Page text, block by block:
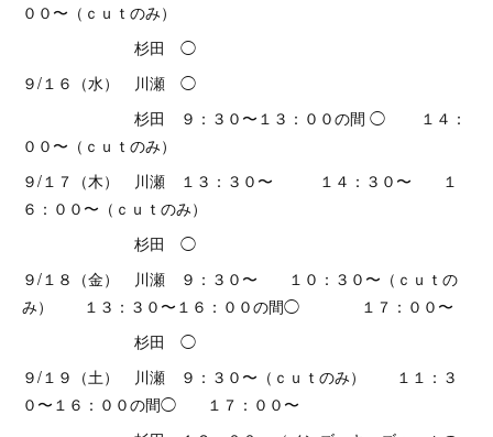
００〜（ｃｕｔのみ）
杉田 ◯
９/１６（水） 川瀬 ◯
杉田 ９：３０〜１３：００の間 ◯ １４：
００〜（ｃｕｔのみ）
９/１７（木） 川瀬 １３：３０〜 １４：３０〜 １
６：００〜（ｃｕｔのみ）
杉田 ◯
９/１８（金） 川瀬 ９：３０〜 １０：３０〜（ｃｕｔの
み） １３：３０〜１６：００の間◯ １７：００〜
杉田 ◯
９/１９（土） 川瀬 ９：３０〜（ｃｕｔのみ） １１：３
０〜１６：００の間◯ １７：００〜